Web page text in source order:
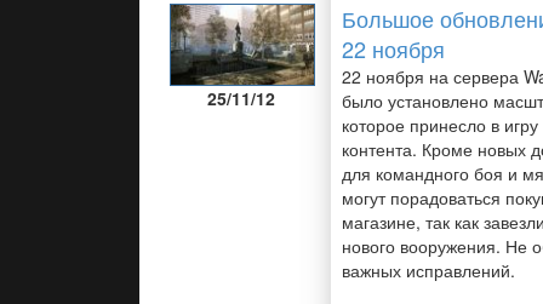
25/11/12
Большое
22 ноября
22 ноября на сервера
было установлено
которое принесло в
контента. Кроме новых
для командного боя и
могут порадоваться
магазине, так как
нового вооружения. Не
важных исправлений.